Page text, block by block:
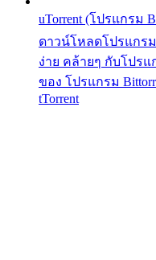
uTorrent (โปรแกรม
ดาวน์โหลดโปรแกรม
ง่าย คล้ายๆ กับโปร
ของ โปรแกรม
tTorrent